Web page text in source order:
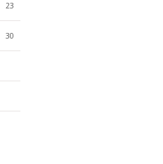
23
30